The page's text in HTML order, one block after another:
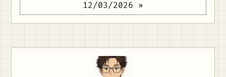
12/03/2026 »